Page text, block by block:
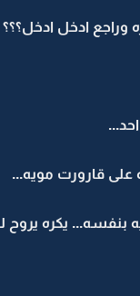
وراجع ادخل ادخل؟؟؟
على قارورت مويه...
بنفسه... يكره